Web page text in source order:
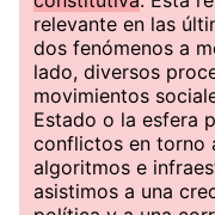
relevante en las
dos fenómenos a
lado, diversos
movimientos
Estado o la esfera
conflictos en torno
algoritmos e
asistimos a una